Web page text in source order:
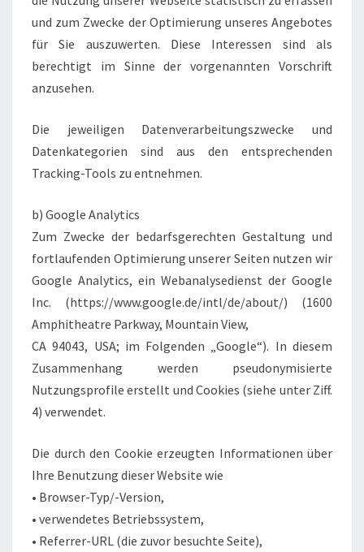
und zum Zwecke der Optimierung unseres Angebotes
für Sie auszuwerten. Diese Interessen sind als
berechtigt im Sinne der vorgenannten Vorschrift
anzusehen.
Die jeweiligen Datenverarbeitungszwecke und
Datenkategorien sind aus den entsprechenden
Tracking-Tools zu entnehmen.
b) Google Analytics
Zum Zwecke der bedarfsgerechten Gestaltung und
fortlaufenden Optimierung unserer Seiten nutzen wir
Google Analytics, ein Webanalysedienst der Google
Inc. (https://www.google.de/intl/de/about/) (1600
Amphitheatre Parkway, Mountain View,
CA 94043, USA; im Folgenden „Google“). In diesem
Zusammenhang werden pseudonymisierte
Nutzungsprofile erstellt und Cookies (siehe unter Ziff.
4) verwendet.
Die durch den Cookie erzeugten Informationen über
Ihre Benutzung dieser Website wie
• Browser-Typ/-Version,
• verwendetes Betriebssystem,
• Referrer-URL (die zuvor besuchte Seite),